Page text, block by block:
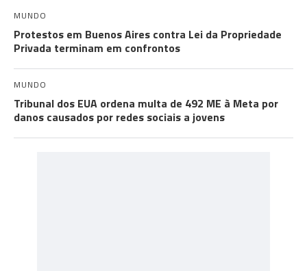
MUNDO
Protestos em Buenos Aires contra Lei da Propriedade
Privada terminam em confrontos
MUNDO
Tribunal dos EUA ordena multa de 492 ME à Meta por
danos causados por redes sociais a jovens